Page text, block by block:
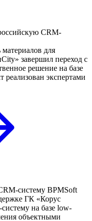
CRM-
для
завершил переход с
решение на базе
экспертами
систему BPMSoft
ГК «Корус
на базе low-
объектными